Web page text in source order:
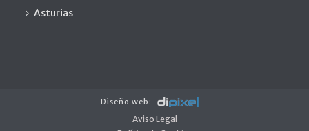
Asturias
Diseño web :
Aviso Legal